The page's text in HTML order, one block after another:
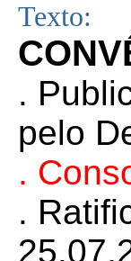
Texto:
.
pelo
.
.